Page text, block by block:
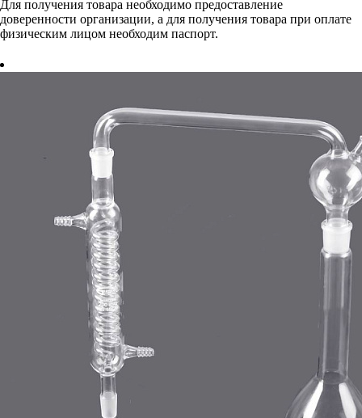
Для получения товара необходимо предоставление
доверенности организации, а для получения товара при оплате
физическим лицом необходим паспорт.